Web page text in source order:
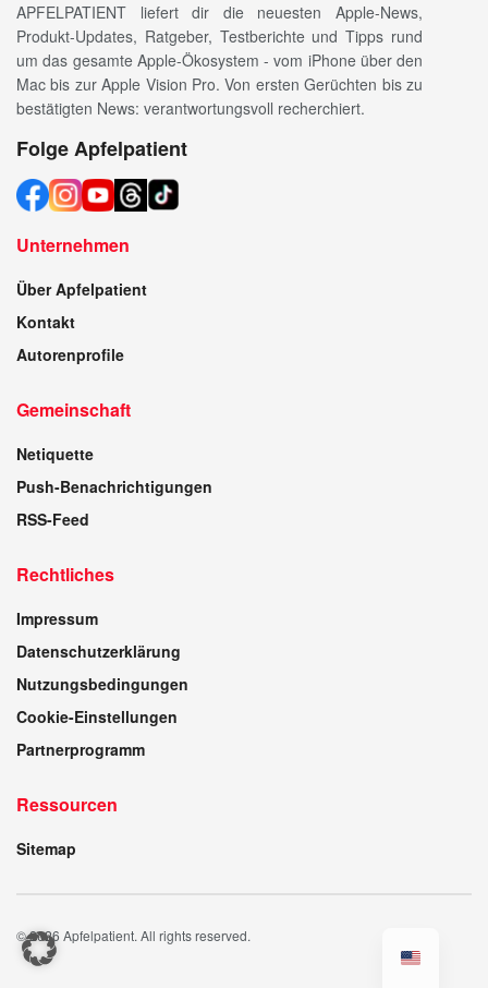
APFELPATIENT liefert dir die neuesten Apple-News,
Produkt-Updates, Ratgeber, Testberichte und Tipps rund
um das gesamte Apple-Ökosystem - vom iPhone über den
Mac bis zur Apple Vision Pro. Von ersten Gerüchten bis zu
bestätigten News: verantwortungsvoll recherchiert.
Folge Apfelpatient
Unternehmen
Über Apfelpatient
Kontakt
Autorenprofile
Gemeinschaft
Netiquette
Push-Benachrichtigungen
RSS-Feed
Rechtliches
Impressum
Datenschutzerklärung
Nutzungsbedingungen
Cookie-Einstellungen
Partnerprogramm
Ressourcen
Sitemap
© 2026 Apfelpatient. All rights reserved.